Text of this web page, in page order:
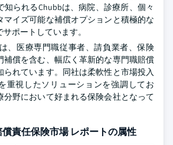
知られるChubbは、病院、診療所、個々
マイズ可能な補償オプションと積極的な
ポートしています。
は、医療専門職従事者、請負業者、保険
補償を含む、幅広く革新的な専門職賠償
られています。同社は柔軟性と市場投入
重視したソリューションを強調してお
分野において好まれる保険会社となって
責任保険市場 レポートの属性